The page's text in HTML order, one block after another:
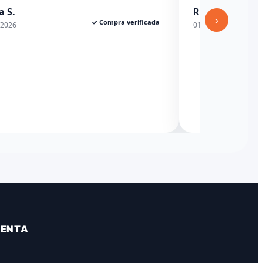
Rexesito
01/06/2026 ✓ Compra verificada
04/03/2026
›